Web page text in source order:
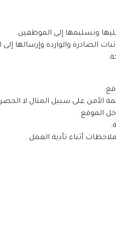
وتسليمها إلى الموظفين.
الصادرة والواردة وإرسالها إلى
على سبيل المثال لا الحصر
الموقع.
أثناء تأدية العمل .